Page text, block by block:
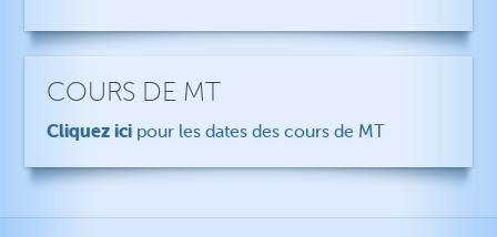
COURS DE MT
Cliquez ici pour les dates des cours de MT